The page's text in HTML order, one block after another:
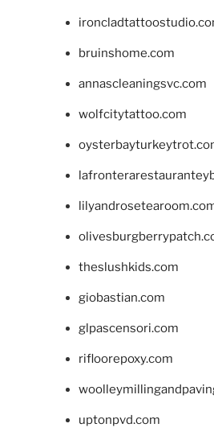
bruinshome.com
annascleaningsvc.com
wolfcitytattoo.com
theslushkids.com
giobastian.com
glpascensori.com
rifloorepoxy.com
uptonpvd.com